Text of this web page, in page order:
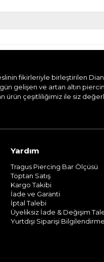
fikirleriyle birleştirilen
gelişen ve artan altın
ürün çeşitliliğimiz ile siz
Yardım
Tragus Piercing Bar Ölçüsü
Toptan Satış
Kargo Takibi
İade ve Garanti
İptal Talebi
Üyeliksiz İade & Değişim
Yurtdışı Siparişi Bilgilendirme